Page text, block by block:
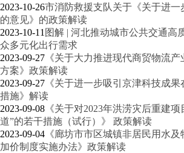
2023-10-26市消防救援支队关于《关于进一
的意见》的政策解读
2023-10-11 图解 | 河北推动城市公共交通高
众多元化出行需求
2023-09-27 《关于大力推进现代商贸物流
方案》政策解读
2023-09-27 《关于进一步吸引京津科技成
措施》解读
2023-09-08 《关于对2023年洪涝灾后重建
道”的若干措施（试行）》 政策解读
2023-09-04 《廊坊市市区城镇非居民用水
加价制度实施办法》政策解读